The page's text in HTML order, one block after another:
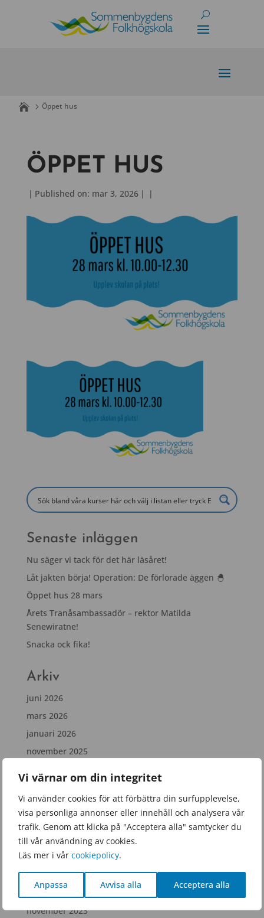
Vi värnar om din integritet
Vi använder cookies för att förbättra din surfupplevelse,
visa personliga annonser eller innehåll och analysera vår
trafik. Genom att klicka på "Acceptera alla" samtycker du
till vår användning av cookies.
Läs mer i vår cookiepolicy.
Anpassa Avvisa alla Acceptera alla
Öppet hus
ÖPPET HUS
| Published on: mar 3, 2026 | |
Senaste inläggen
Nu säger vi tack för det här läsåret!
Låt jakten börja! Operation: De förlorade äggen 🐣
Öppet hus 28 mars
Årets Tranåsambassadör – rektor Matilda
Senewiratne!
Snacka ock fika!
Arkiv
juni 2026
mars 2026
januari 2026
november 2025
februari 2025
december 2024
juli 2024
april 2024
februari 2024
december 2023
november 2023